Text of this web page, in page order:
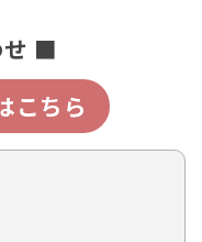
せ ■
こちら